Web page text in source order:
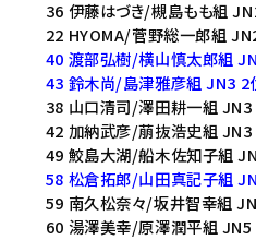
36 伊藤はづき/槻島もも組
22 HYOMA/菅野総⼀郎組
40 渡部弘樹/横⼭慎太郎組
43 鈴⽊尚/島津雅彦組 JN3 2
38 ⼭⼝清司/澤⽥耕⼀組 JN3
42 加納武彦/萠抜浩史組 JN3
49 鮫島⼤湖/船⽊佐知⼦組
58 松倉拓郎/⼭⽥真記⼦組
59 南久松奈々/坂井智幸組
60 湯澤美幸/原澤潤平組 JN5